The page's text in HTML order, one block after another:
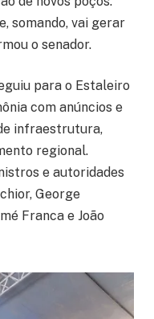
somando, vai gerar
o senador.
para o Estaleiro
com anúncios e
infraestrutura,
regional.
e autoridades
George
Franca e João